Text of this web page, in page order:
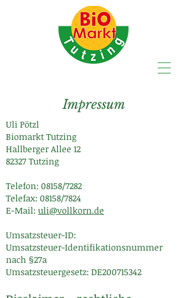
Impressum
Uli Pötzl
Biomarkt Tutzing
Hallberger Allee 12
82327 Tutzing
Telefon: 08158/7282
Telefax: 08158/7824
E-Mail: uli@vollkorn.de
Umsatzsteuer-ID:
Umsatzsteuer-Identifikationsnummer
nach §27a
Umsatzsteuergesetz: DE200715342